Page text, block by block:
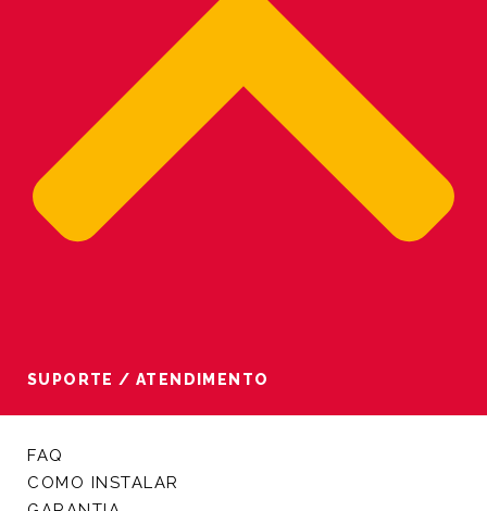
SUPORTE / ATENDIMENTO
FAQ
COMO INSTALAR